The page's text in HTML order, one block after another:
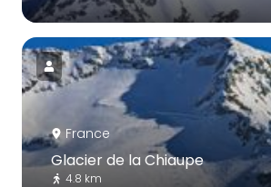
France
Glacier de la Chiaupe
4.8 km